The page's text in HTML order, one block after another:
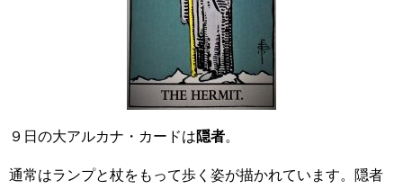
９日の大アルカナ・カードは隠者。
通常はランプと杖をもって歩く姿が描かれています。隠者